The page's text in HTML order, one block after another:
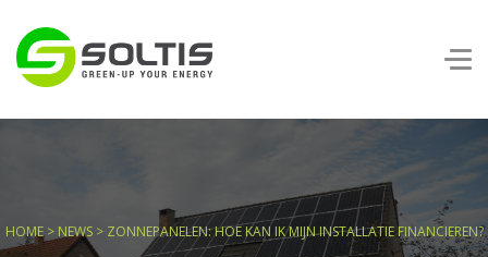
HOME> NEWS> ZONNEPANELEN: HOE KAN IK MIJN INSTALLATIE FINANCIEREN?